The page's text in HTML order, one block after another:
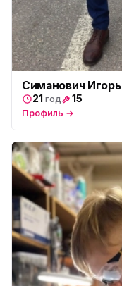
Симанович Игорь
21 год 15
Профиль →